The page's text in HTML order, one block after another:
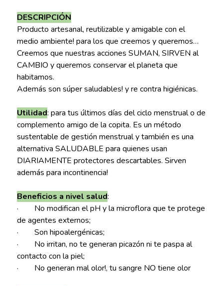
DESCRIPCIÓN
Producto artesanal, reutilizable y amigable con el
medio ambiente! para los que creemos y queremos…
Creemos que nuestras acciones SUMAN, SIRVEN al
CAMBIO y queremos conservar el planeta que
habitamos.
Además son súper saludables! y re contra higiénicas.
Utilidad: para tus últimos días del ciclo menstrual o de
complemento amigo de la copita. Es un método
sustentable de gestión menstrual y también es una
alternativa SALUDABLE para quienes usan
DIARIAMENTE protectores descartables. Sirven
además para incontinencia!
Beneficios a nivel salud:
· No modifican el pH y la microflora que te protege
de agentes externos;
· Son hipoalergénicas;
· No irritan, no te generan picazón ni te paspa al
contacto con la piel;
· No generan mal olor!, tu sangre NO tiene olor